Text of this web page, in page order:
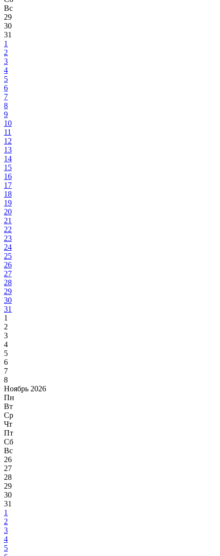
Вс
29
30
31
1
2
3
4
5
6
7
8
9
10
11
12
13
14
15
16
17
18
19
20
21
22
23
24
25
26
27
28
29
30
31
1
2
3
4
5
6
7
8
Ноябрь 2026
Пн
Вт
Ср
Чт
Пт
Сб
Вс
26
27
28
29
30
31
1
2
3
4
5